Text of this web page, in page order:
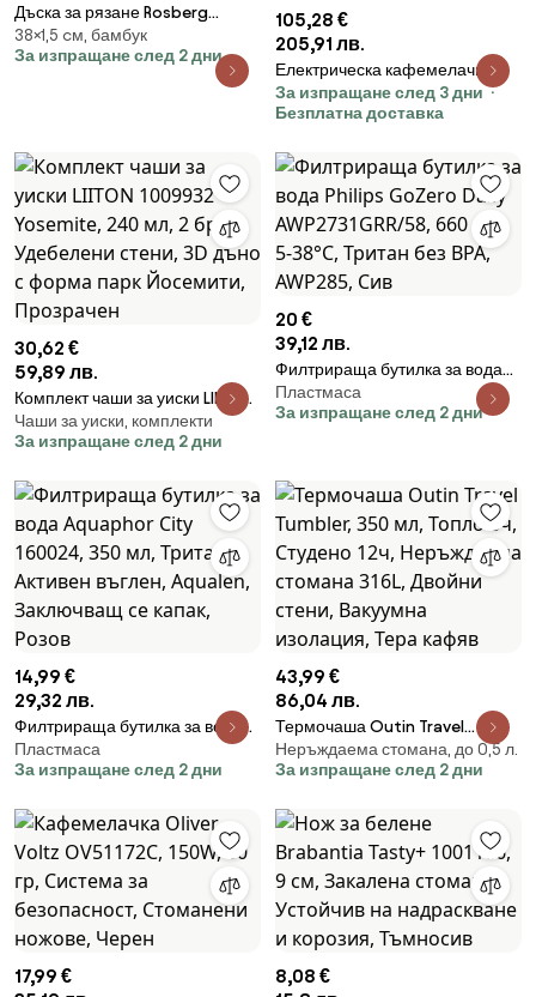
Дъска за рязане Rosberg
R51635CL, 38x27 см,
Двустранна, Бамбук, Кафяв
38×1,5 cм, бамбук
За изпращане след 2 дни
105,28 €
205,91 лв.
Електрическа кафемелачка
Ariete COFFEE GRINDER
3023/00, 200W, 200 g, 14 нива
За изпращане след 3 дни
Безплатна доставка
30,62 €
59,89 лв.
Комплект чаши за уиски LIITON
1009932 Yosemite, 240 мл, 2
бр, Удебелени стени, 3D дъно с
Прозрачен
Чаши за уиски, комплекти
За изпращане след 2 дни
20 €
39,12 лв.
Филтрираща бутилка за вода
Philips GoZero Daily
AWP2731GRR/58, 660 мл, 5-
Пластмаса
За изпращане след 2 дни
14,99 €
29,32 лв.
Филтрираща бутилка за вода
Aquaphor City 160024, 350 мл,
Тритан, Активен въглен,
Розов
Пластмаса
За изпращане след 2 дни
43,99 €
86,04 лв.
Термочаша Outin Travel
Tumbler, 350 мл, Топло 6ч,
Студено 12ч, Неръждаема
Вакуумна изолация, Тера
кафяв
Неръждаема стомана, до 0,5 л.
За изпращане след 2 дни
17,99 €
8,08 €